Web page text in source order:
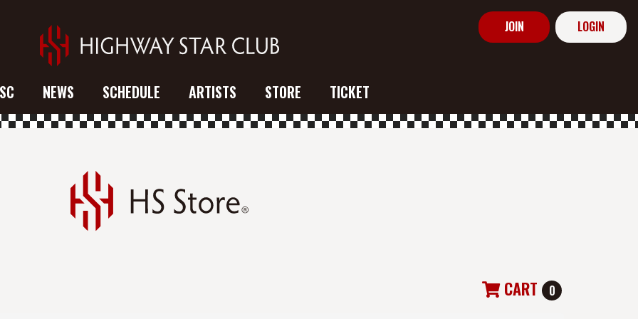
NEWS SCHEDULE ARTISTS STORE TICKET
JOIN LOGIN
CART 0